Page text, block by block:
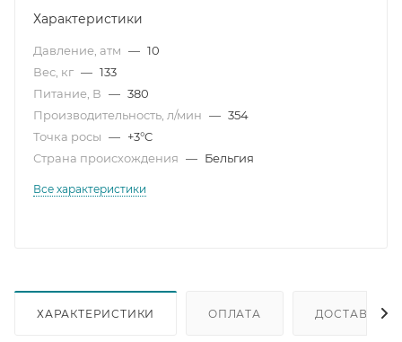
Характеристики
Давление, атм — 10
Вес, кг — 133
Питание, В — 380
Производительность, л/мин — 354
Точка росы — +3°C
Страна происхождения — Бельгия
Все характеристики
ХАРАКТЕРИСТИКИ ОПЛАТА ДОСТАВКА